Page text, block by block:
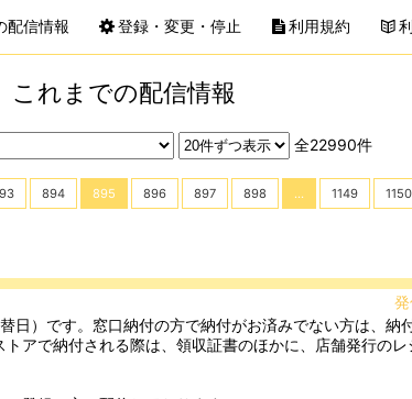
配信情報 登録・変更・停止 利用規約
これまでの配信情報
全22990件
894 895 896 897 898 ... 1149 1150
アで納付される際は、領収証書のほかに、店舗発行の